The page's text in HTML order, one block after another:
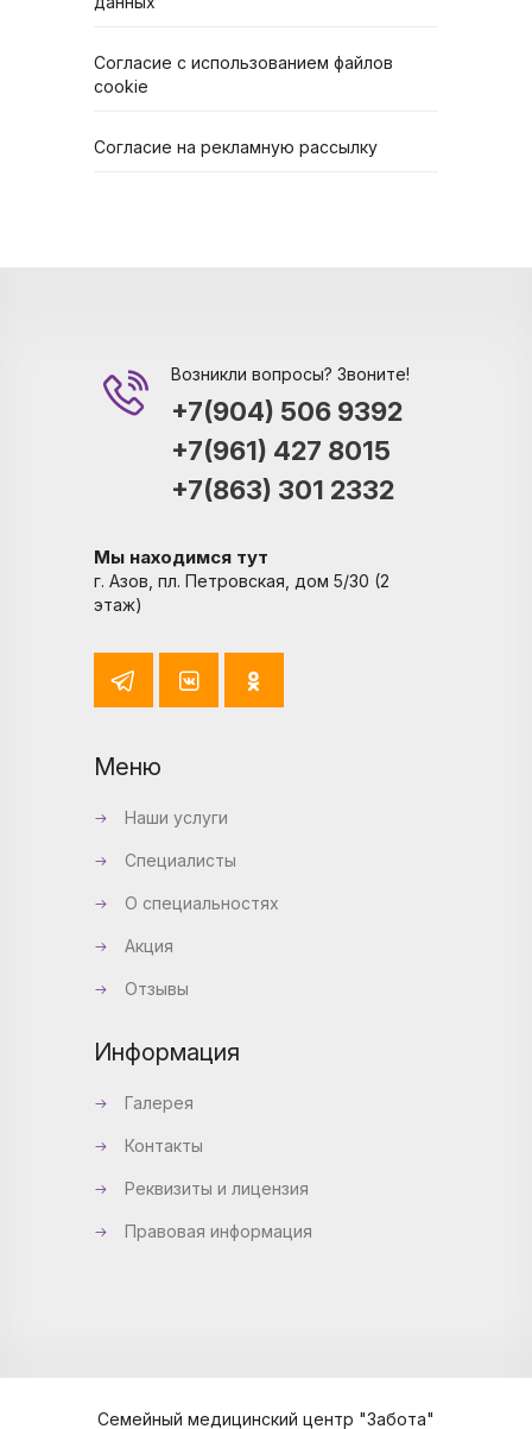
Согласие с использованием файлов
cookie
Согласие на рекламную рассылку
Возникли вопросы? Звоните!
+7(904) 506 9392
+7(961) 427 8015
+7(863) 301 2332
Мы находимся тут
г. Азов, пл. Петровская, дом 5/30 (2
этаж)
Меню
Наши услуги
Специалисты
О специальностях
Акция
Отзывы
Информация
Галерея
Контакты
Реквизиты и лицензия
Правовая информация
Семейный медицинский центр "Забота"